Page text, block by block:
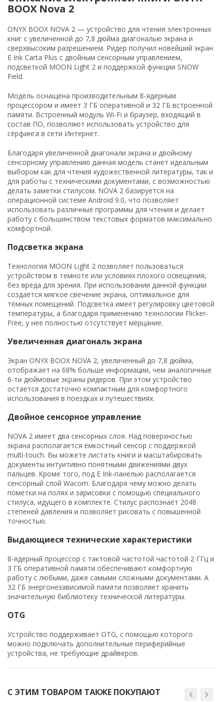
BOOX Nova 2
ONYX BOOX NOVA 2 — устройство для чтения электронных
книг с увеличенной до 7,8 дюйма диагональю экрана и
сверхвысоким разрешением. Ридер получил новейший экран
E Ink Carta Plus с двойным сенсорным управлением,
подсветкой MOON Light 2 и поддержкой функции SNOW
Field.
Модель оснащена производительным 8-ядерным
процессором и имеет 3 ГБ оперативной и 32 ГБ встроенной
памяти. Встроенный модуль Wi-Fi и браузер, входящий в
состав ПО, позволяют использовать устройство для
сёрфинга в сети Интернет.
Благодаря увеличенной диагонали экрана и двойному
сенсорному управлению данная модель станет идеальным
выбором как для чтения художественной литературы, так и
для работы с техническими документами, с возможностью
делать заметки стилусом. NOVA 2 базируется на
операционной системе Android 9.0, что позволяет
использовать различные программы для чтения и делает
работу с большинством текстовых форматов максимально
комфортной.
Подсветка экрана
Технология MOON Light 2 позволяет пользоваться
устройством в темноте или условиях плохого освещения,
без вреда для зрения. При использовании данной функции
создаётся мягкое свечение экрана, оптимальное для
тёмных помещений. Подсветка имеет регулировку цветовой
температуры, а благодаря применению технологии Flicker-
Free, у нее полностью отсутствует мерцание.
Увеличенная диагональ экрана
Экран ONYX BOOX NOVA 2, увеличенный до 7,8 дюйма,
отображает на 68% больше информации, чем аналогичные
6-ти дюймовые экраны ридеров. При этом устройство
остается достаточно компактным для комфортного
использования в поездках и путешествиях.
Двойное сенсорное управление
NOVA 2 имеет два сенсорных слоя. Над поверхностью
экрана располагается ёмкостный сенсор с поддержкой
multi-touch. Вы можете листать книги и масштабировать
документы интуитивно понятными движениями двух
пальцев. Кроме того, под E Ink-панелью располагается
сенсорный слой Wacom. Благодаря чему можно делать
пометки на полях и зарисовки с помощью специального
стилуса, идущего в комплекте. Стилус распознаёт 2048
степеней давления и позволяет рисовать с повышенной
точностью.
Выдающиеся технические характеристики
8-ядерный процессор с тактовой частотой частотой 2 ГГц и
3 ГБ оперативной памяти обеспечивают комфортную
работу с любыми, даже самыми сложными документами. А
32 ГБ энергонезависимой памяти позволяет хранить
значительную библиотеку технической литературы.
OTG
Устройство поддерживает OTG, с помощью которого
можно подключать дополнительные периферийные
устройства, не требующие драйверов.
С ЭТИМ ТОВАРОМ ТАКЖЕ ПОКУПАЮТ